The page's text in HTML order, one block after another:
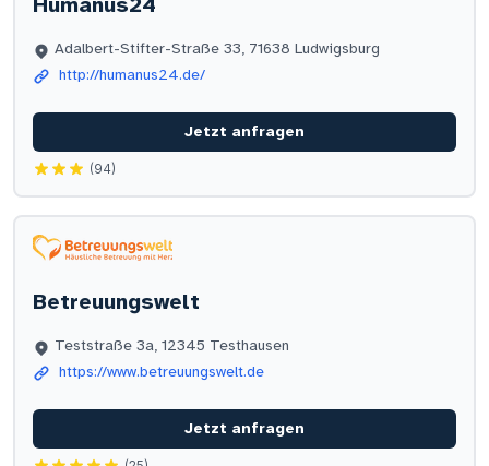
Adalbert-Stifter-Straße 33, 71638 Ludwigsburg
http://humanus24.de/
Jetzt anfragen
(94)
Betreuungswelt
Teststraße 3a, 12345 Testhausen
https://www.betreuungswelt.de
Jetzt anfragen